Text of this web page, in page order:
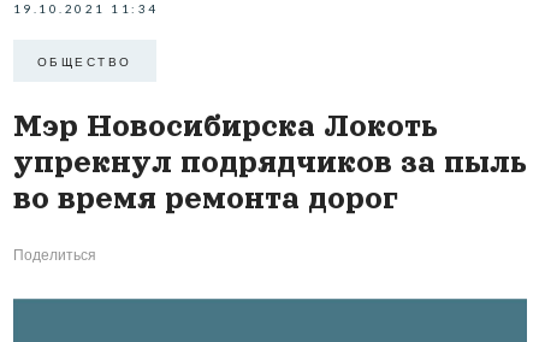
19.10.2021 11:34
ОБЩЕСТВО
Мэр Новосибирска Локоть
упрекнул подрядчиков за пыль
во время ремонта дорог
Поделиться